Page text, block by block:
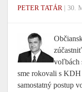
PETER TATÁR| 30.
voľbách
sme rokovali s
samostatný postup